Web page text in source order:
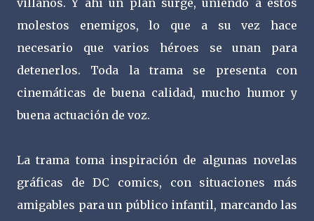
molestos enemigos, lo que a su vez hace
necesario que varios héroes se unan para
detenerlos. Toda la trama se presenta con
cinemáticas de buena calidad, mucho humor y
buena actuación de voz.
La trama toma inspiración de algunas novelas
gráficas de DC comics, con situaciones más
amigables para un público infantil, marcando las